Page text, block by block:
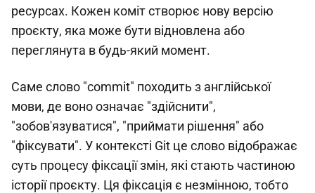
ресурсах. Кожен коміт створює нову версію
проєкту, яка може бути відновлена або
переглянута в будь-який момент.
Саме слово "commit" походить з англійської
мови, де воно означає "здійснити",
"зобов'язуватися", "приймати рішення" або
"фіксувати". У контексті Git це слово відображає
суть процесу фіксації змін, які стають частиною
історії проєкту. Ця фіксація є незмінною, тобто